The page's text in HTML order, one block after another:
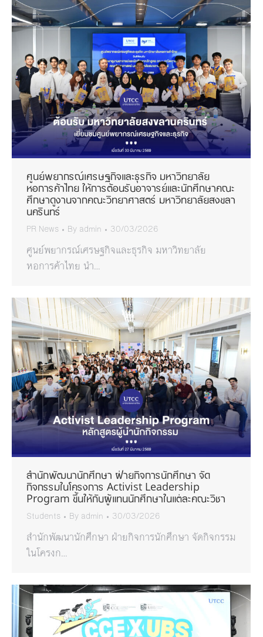
ศูนย์พยากรณ์เศรษฐกิจและธุรกิจ มหาวิทยาลัย
หอการค้าไทย ให้การต้อนรับอาจารย์และนักศึกษาคณะ
ศึกษาดูงานจากคณะวิทยาศาสตร์ มหาวิทยาลัยสงขลา
นครินทร์
PR News By admin 30/03/2026
ศูนย์พยากรณ์เศรษฐกิจและธุรกิจ มหาวิทยาลัย
หอการค้าไทย นำ…
สำนักพัฒนานักศึกษา ฝ่ายกิจการนักศึกษา จัด
กิจกรรมในโครงการ Activist Leadership
Program ขึ้นให้กับผู้แทนนักศึกษาในแต่ละคณะวิชา
Students By admin 30/03/2026
สำนักพัฒนานักศึกษา ฝ่ายกิจการนักศึกษา จัดกิจกรรม
ในโครงก…